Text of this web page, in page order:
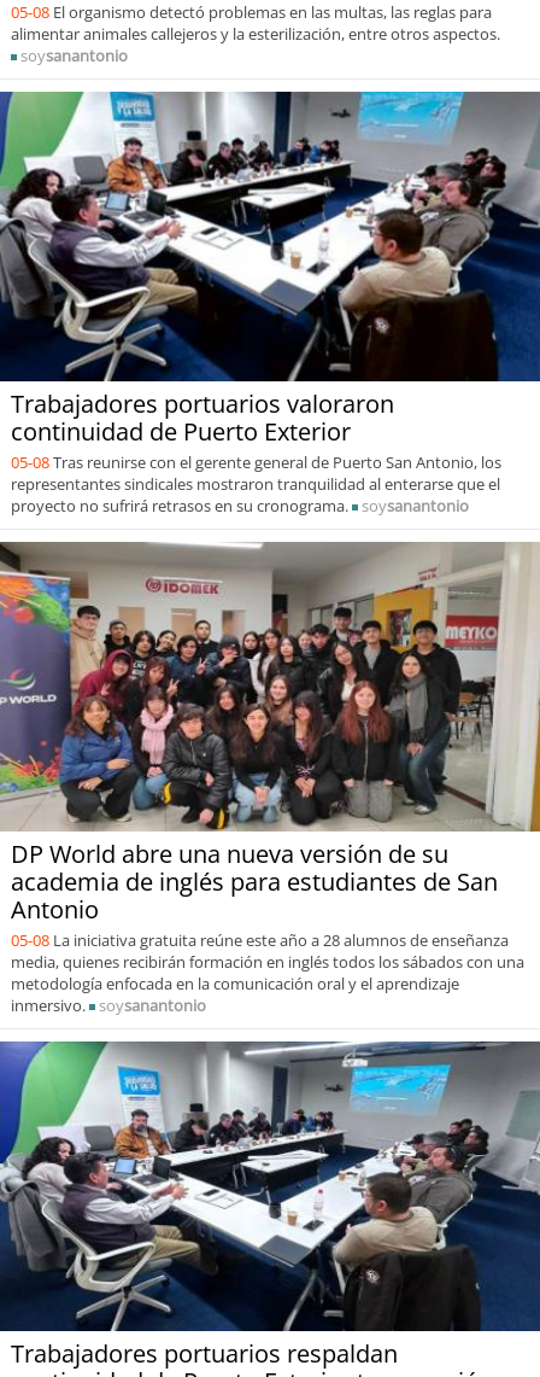
05-08 El organismo detectó problemas en las multas, las reglas para
alimentar animales callejeros y la esterilización, entre otros aspectos.
soysanantonio
Trabajadores portuarios valoraron
continuidad de Puerto Exterior
05-08Tras reunirse con el gerente general de Puerto San Antonio, los
representantes sindicales mostraron tranquilidad al enterarse que el
proyecto no sufrirá retrasos en su cronograma.
soysanantonio
DP World abre una nueva versión de su
academia de inglés para estudiantes de San
Antonio
05-08 La iniciativa gratuita reúne este año a 28 alumnos de enseñanza
media, quienes recibirán formación en inglés todos los sábados con una
metodología enfocada en la comunicación oral y el aprendizaje
inmersivo.
soysanantonio
Trabajadores portuarios respaldan